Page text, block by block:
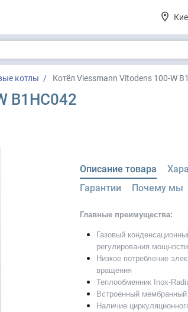
котлы Котёл Viessmann Vitodens 100-W
B1HC042
Описание товара
Гарантии
Почему мы
Главные преимущества:
Газовый
регулирования мощности
Низкое потребление
вращения
Теплообменник Inox-
Встроенный
Наличие